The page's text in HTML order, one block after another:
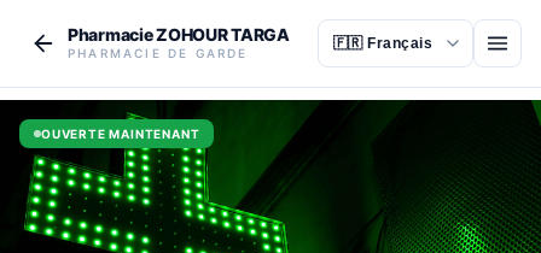
Pharmacie ZOHOUR TARGA
PHARMACIE DE GARDE
OUVERTE MAINTENANT